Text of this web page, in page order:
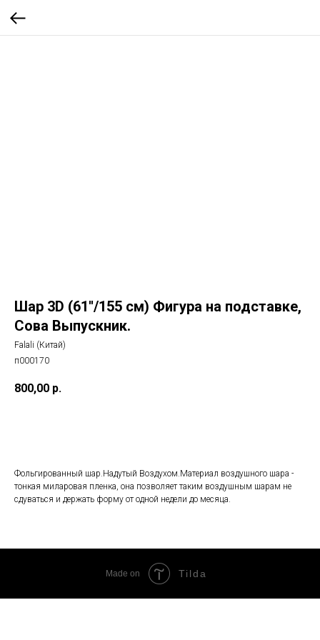
Шар 3D (61''/155 см) Фигура на подставке,
Сова Выпускник.
Falali (Китай)
п000170
800,00 р.
Фольгированный шар.Надутый Воздухом.Материал воздушного шара -
тонкая миларовая пленка, она позволяет таким воздушным шарам не
сдуваться и держать форму от одной недели до месяца.
Made on Tilda